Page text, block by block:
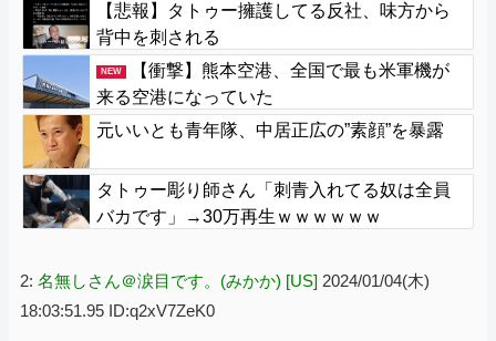
【悲報】タトゥー擁護してる反社、味方から
背中を刺される
NEW
【衝撃】熊本空港、全国で最も米軍機が
来る空港になっていた
元いいとも青年隊、中居正広の”素顔”を暴露
タトゥー彫り師さん「刺青入れてる奴は全員
バカです」→30万再生ｗｗｗｗｗｗ
2: 名無しさん＠涙目です。(みかか) [US] 2024/01/04(木)
18:03:51.95 ID:q2xV7ZeK0